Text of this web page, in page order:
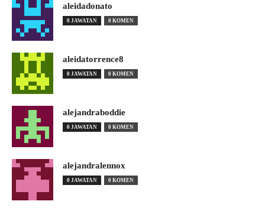
aleidadonato
0 JAWATAN 0 KOMEN
aleidatorrence8
0 JAWATAN 0 KOMEN
alejandraboddie
0 JAWATAN 0 KOMEN
alejandralennox
0 JAWATAN 0 KOMEN